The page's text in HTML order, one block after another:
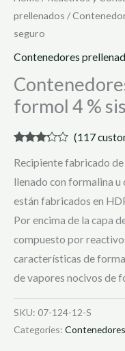
prellenados /
seguro
Contenedores
formol 4 %
3.13out
based
customer
ratings
(117
Recipiente fabricado
llenado con formalina
están fabricados en
Por encima de la capa
compuesto por
características de
de vapores nocivos de
SKU: 07-124-12-S
Categories: